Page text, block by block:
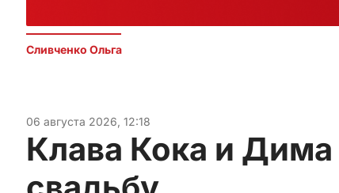
Сливченко Ольга
06 августа 2026, 12:18
Клава Кока и